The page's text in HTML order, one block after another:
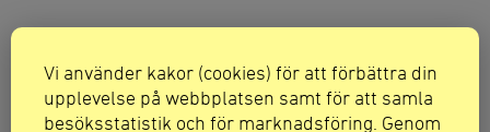
Upptäck mer
Vi använder kakor (cookies) för att förbättra din
upplevelse på webbplatsen samt för att samla
besöksstatistik och för marknadsföring. Genom